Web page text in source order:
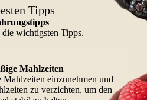
Tipps
die wichtigsten Tipps.
Mahlzeiten
Mahlzeiten einzunehmen und
zu verzichten, um den